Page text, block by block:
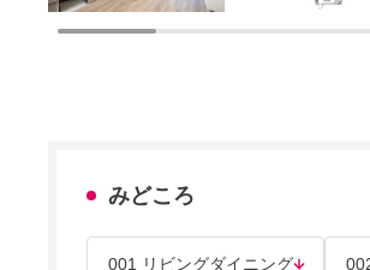
みどころ
001 リビングダイニング